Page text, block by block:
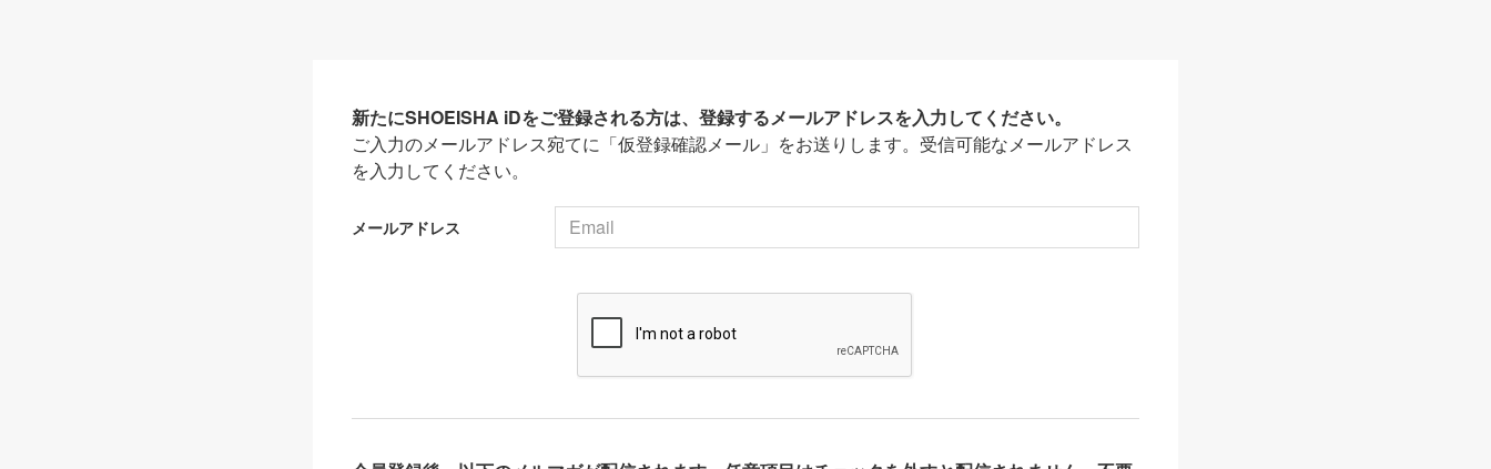
新たにSHOEISHA iDをご登録される方は、登録するメールアドレスを入力してください。
ご入力のメールアドレス宛てに「仮登録確認メール」をお送りします。受信可能なメールアドレス
を入力してください。
メールアドレス